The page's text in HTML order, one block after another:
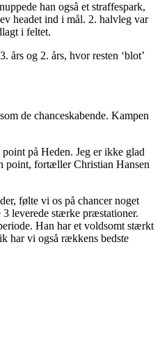
han også et straffespark,
headet ind i mål. 2. halvleg var
i feltet.
og 2. års, hvor resten ‘blot’
de chanceskabende. Kampen
på Heden. Jeg er ikke glad
point, fortæller Christian Hansen
følte vi os på chancer noget
leverede stærke præstationer.
Han har et voldsomt stærkt
har vi også rækkens bedste